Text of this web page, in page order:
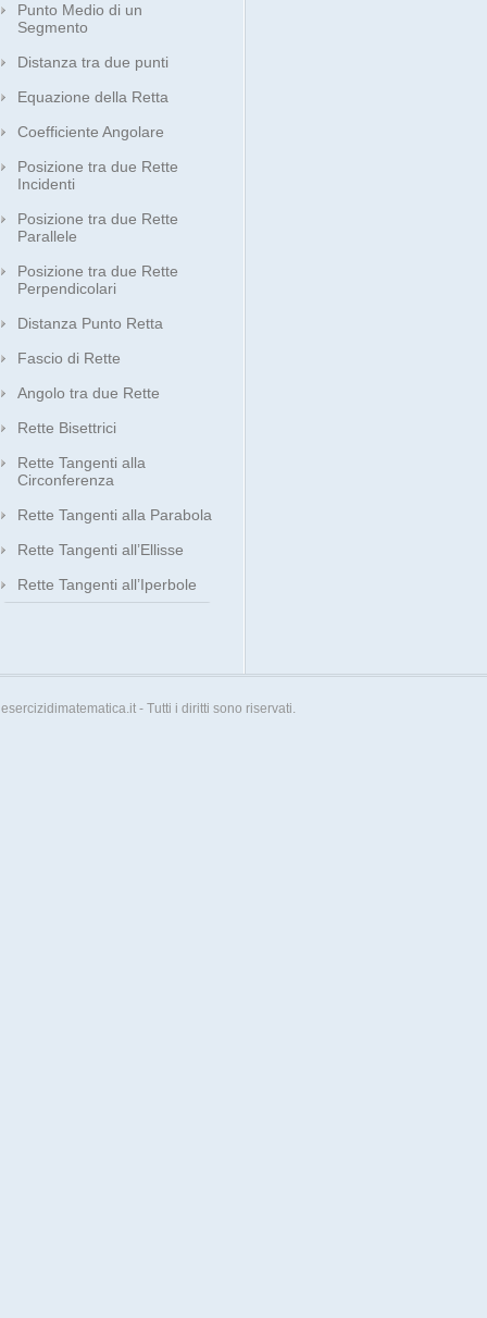
Punto Medio di un
Segmento
Distanza tra due punti
Equazione della Retta
Coefficiente Angolare
Posizione tra due Rette
Incidenti
Posizione tra due Rette
Parallele
Posizione tra due Rette
Perpendicolari
Distanza Punto Retta
Fascio di Rette
Angolo tra due Rette
Rette Bisettrici
Rette Tangenti alla
Circonferenza
Rette Tangenti alla Parabola
Rette Tangenti all’Ellisse
Rette Tangenti all’Iperbole
esercizidimatematica.it - Tutti i diritti sono riservati.